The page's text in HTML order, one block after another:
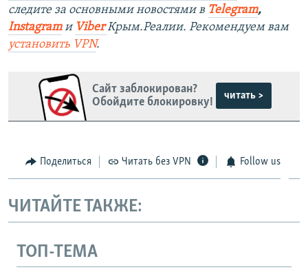
следите за основными новостями в Telegram,
Instagramи ViberКрым.Реалии. Рекомендуем вам
установить VPN.
Сайт заблокирован?
Обойдите блокировку!
читать >
Поделиться Читать без VPN Follow us
ЧИТАЙТЕ ТАКЖЕ:
ТОП-ТЕМА